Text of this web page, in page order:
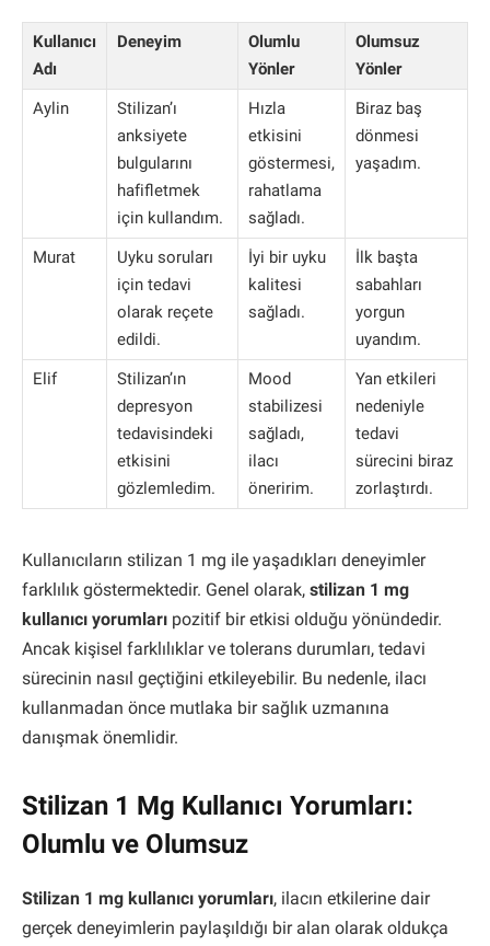
Kullanıcı
Adı
Deneyim
Olumlu
Yönler
Olumsuz
Yönler
Aylin
Stilizan’ı
anksiyete
bulgularını
hafifletmek
için kullandım.
Hızla
etkisini
göstermesi,
rahatlama
sağladı.
Biraz baş
dönmesi
yaşadım.
Murat
Uyku soruları
için tedavi
olarak reçete
edildi.
İyi bir uyku
kalitesi
sağladı.
İlk başta
sabahları
yorgun
uyandım.
Elif
Stilizan’ın
depresyon
tedavisindeki
etkisini
gözlemledim.
Mood
stabilizesi
sağladı,
ilacı
öneririm.
Yan etkileri
nedeniyle
tedavi
sürecini biraz
zorlaştırdı.
Kullanıcıların stilizan 1 mg ile yaşadıkları deneyimler
farklılık göstermektedir. Genel olarak, stilizan 1 mg
kullanıcı yorumları pozitif bir etkisi olduğu yönündedir.
Ancak kişisel farklılıklar ve tolerans durumları, tedavi
sürecinin nasıl geçtiğini etkileyebilir. Bu nedenle, ilacı
kullanmadan önce mutlaka bir sağlık uzmanına
danışmak önemlidir.
Stilizan 1 Mg Kullanıcı Yorumları:
Olumlu ve Olumsuz
Stilizan 1 mg kullanıcı yorumları, ilacın etkilerine dair
gerçek deneyimlerin paylaşıldığı bir alan olarak oldukça